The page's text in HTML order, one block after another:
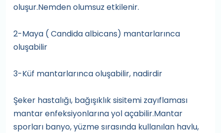
oluşur.Nemden olumsuz etkilenir.
2-Maya ( Candida albicans) mantarlarınca
oluşabilir
3-Küf mantarlarınca oluşabilir, nadirdir
Şeker hastalığı, bağışıklık sisitemi zayıflaması
mantar enfeksiyonlarına yol açabilir.Mantar
sporları banyo, yüzme sırasında kullanılan havlu,